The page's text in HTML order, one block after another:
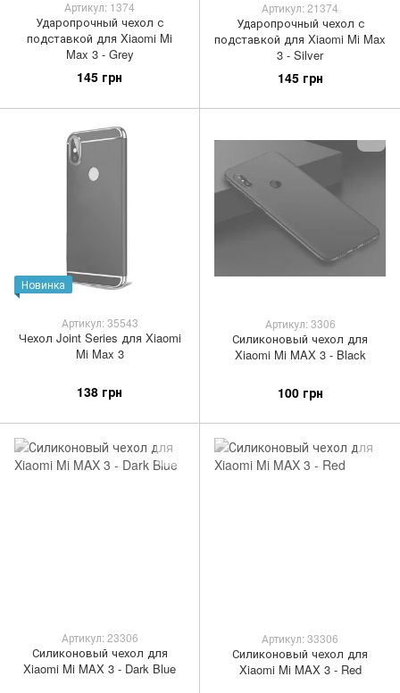
Артикул: 1374
Ударопрочный чехол с
подставкой для Xiaomi Mi
Max 3 - Grey
145 грн
Артикул: 21374
Ударопрочный чехол с
подставкой для Xiaomi Mi Max
3 - Silver
145 грн
Новинка
Артикул: 35543
Чехол Joint Series для Xiaomi
Mi Max 3
138 грн
Артикул: 3306
Силиконовый чехол для
Xiaomi Mi MAX 3 - Black
100 грн
Артикул: 23306
Силиконовый чехол для
Xiaomi Mi MAX 3 - Dark Blue
Артикул: 33306
Силиконовый чехол для
Xiaomi Mi MAX 3 - Red